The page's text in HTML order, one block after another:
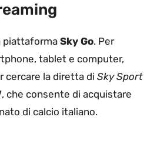
piattaforma Sky Go. Per
tablet e computer,
cercare la diretta di Sky Sport
, che consente di acquistare
di calcio italiano.